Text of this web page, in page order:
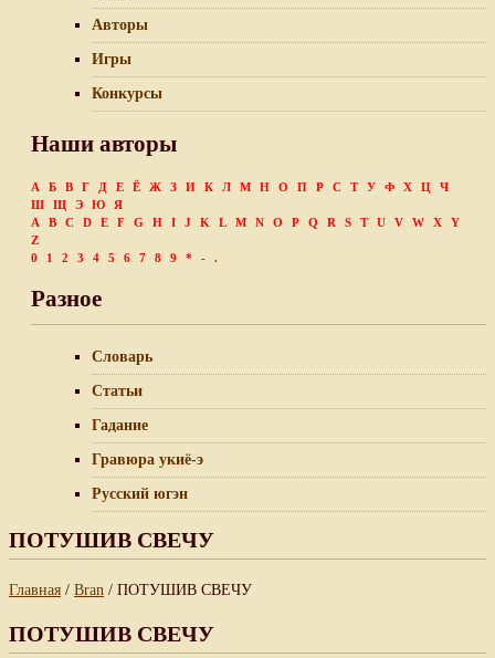
Авторы
Игры
Конкурсы
Наши авторы
А Б В Г Д Е Ё Ж З И К Л М Н О П Р С Т У Ф Х Ц
Ч
Ш
Щ Э Ю
Я
A
B C D E F G H I J K L M N O P Q R S T U V W X
Y
Z
0
1 2 3 4 5 6 7 8 9 * - .
Разное
Словарь
Статьи
Гадание
Гравюра укиё-э
Русский югэн
ПОТУШИВ СВЕЧУ
Главная / Bran / ПОТУШИВ СВЕЧУ
ПОТУШИВ СВЕЧУ